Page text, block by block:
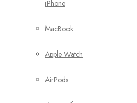
iPhone
MacBook
Apple Watch
AirPods